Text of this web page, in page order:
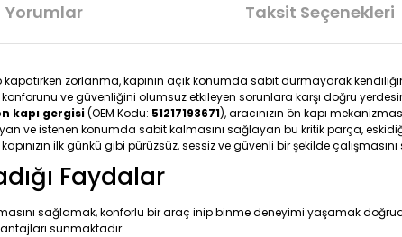
Yorumlar Taksit Seçenekleri
kapatırken zorlanma, kapının açık konumda sabit durmayarak
ve güvenliğini olumsuz etkileyen sorunlara karşı doğru
kapı gergisi(OEM Kodu: 51217193671), aracınızın ön kapı
ve istenen konumda sabit kalmasını sağlayan bu kritik parça,
ilk günkü gibi pürüzsüz, sessiz ve güvenli bir şekilde
Faydalar
sağlamak, konforlu bir araç inip binme deneyimi yaşamak
sunmaktadır: